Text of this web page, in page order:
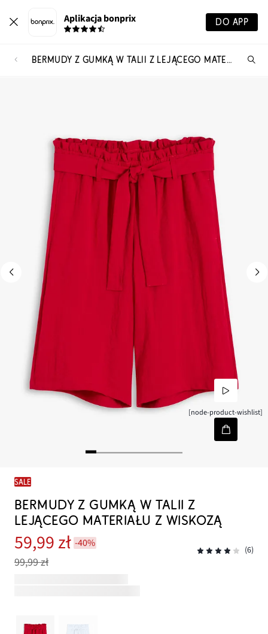
Aplikacja bonprix DO APP
BERMUDY Z GUMKĄ W TALII Z LEJĄCEGO MATERIAŁU Z WISKOZĄ
[node-product-wishlist]
SALE
BERMUDY Z GUMKĄ W TALII Z
LEJĄCEGO MATERIAŁU Z WISKOZĄ
59,99 zł -40%
99,99 zł
(6)